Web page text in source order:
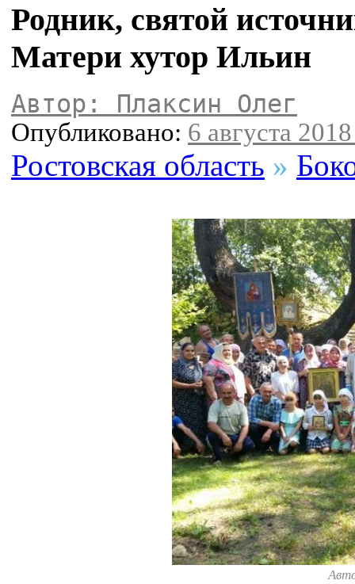
Родник, святой
Матери хутор Ильин
Автор: Плаксин Олег
Опубликовано: 6 августа
Ростовская область »